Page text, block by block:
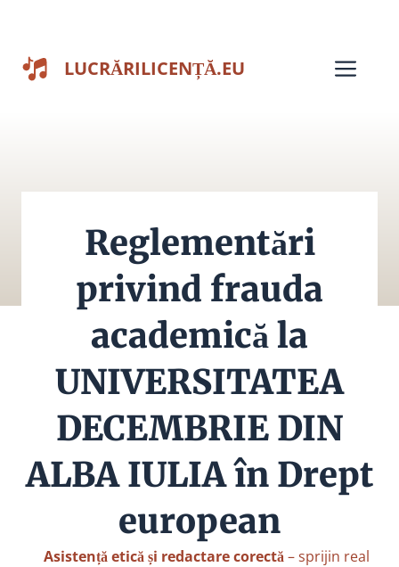
conținut
LUCRĂRILICENȚĂ.EU
Reglementări
privind frauda
academică la
UNIVERSITATEA
DECEMBRIE DIN
ALBA IULIA în Drept
european
Asistență etică și redactare corectă– sprijin real